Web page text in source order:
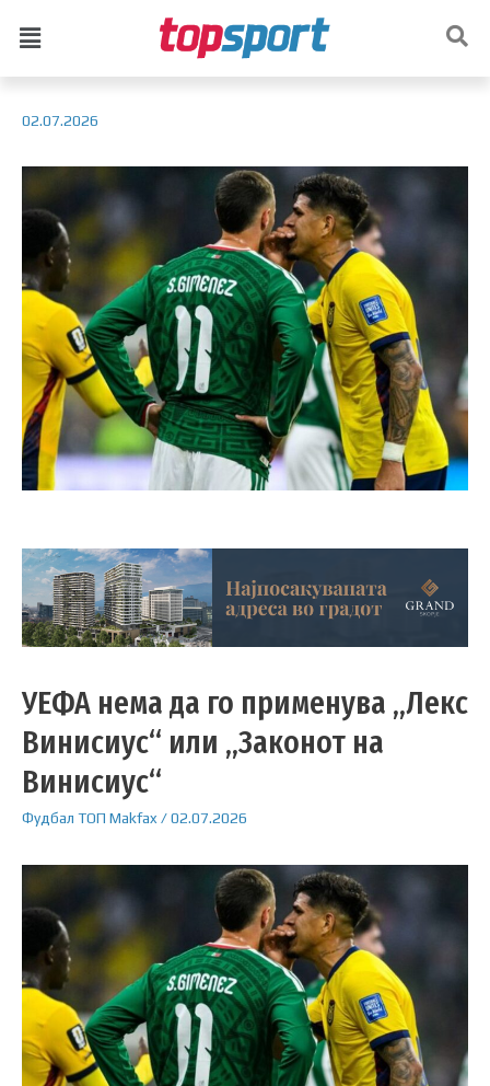
02.07.2026
УЕФА нема да го применува „Лекс
Винисиус“ или „Законот на
Винисиус“
Фудбал ТОП Makfax /02.07.2026